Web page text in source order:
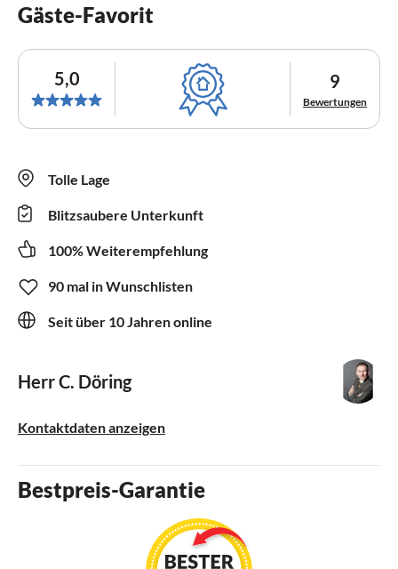
Gäste-Favorit
5,0 9
Bewertungen
Tolle Lage
Blitzsaubere Unterkunft
100% Weiterempfehlung
90 mal in Wunschlisten
Seit über 10 Jahren online
Herr C. Döring
Kontaktdaten anzeigen
Bestpreis-Garantie